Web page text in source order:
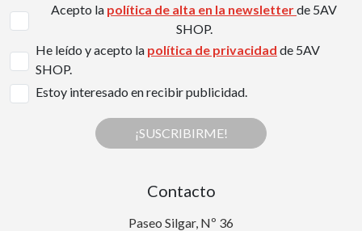
Acepto la política de alta en la newsletterde 5AV
SHOP.
He leído y acepto la política de privacidad de 5AV
SHOP.
Estoy interesado en recibir publicidad.
¡SUSCRIBIRME!
Contacto
Paseo Silgar, Nº 36